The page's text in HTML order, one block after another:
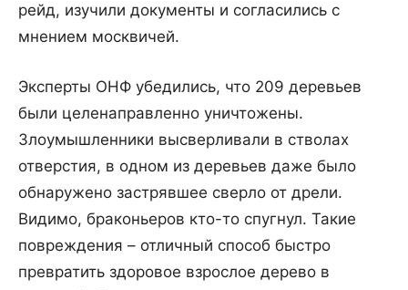
рейд, изучили документы и согласились с
мнением москвичей.
Эксперты ОНФ убедились, что 209 деревьев
были целенаправленно уничтожены.
Злоумышленники высверливали в стволах
отверстия, в одном из деревьев даже было
обнаружено застрявшее сверло от дрели.
Видимо, браконьеров кто-то спугнул. Такие
повреждения – отличный способ быстро
превратить здоровое взрослое дерево в